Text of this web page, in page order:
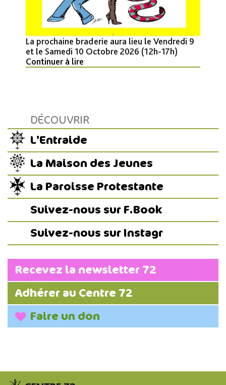
La prochaine braderie aura lieu le Vendredi 9
et le Samedi 10 Octobre 2026 (12h-17h)
Continuer à lire
DÉCOUVRIR
L’Entraide
La Maison des Jeunes
La Paroisse Protestante
Suivez-nous sur F.Book
Suivez-nous sur Instagr
Recevez la newsletter 72
Adhérer au Centre 72
Faire un don